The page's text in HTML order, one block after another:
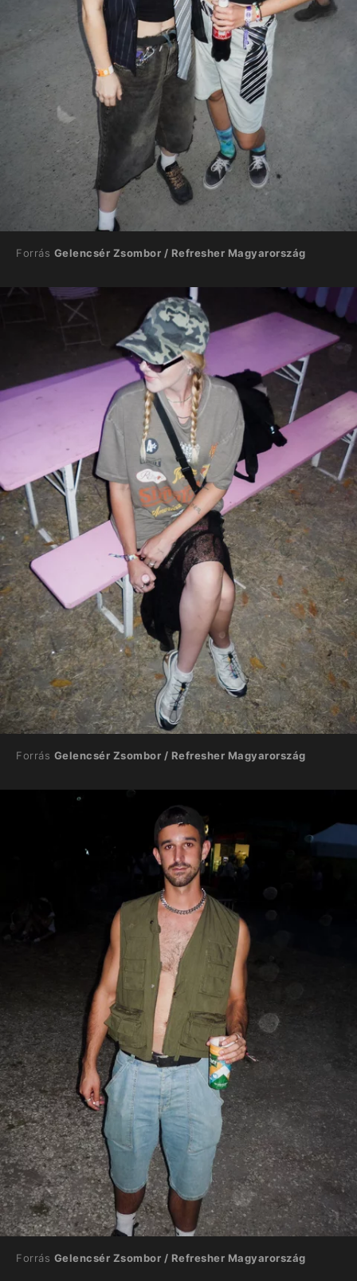
Forrás Gelencsér Zsombor / Refresher Magyarország
Forrás Gelencsér Zsombor / Refresher Magyarország
Forrás Gelencsér Zsombor / Refresher Magyarország